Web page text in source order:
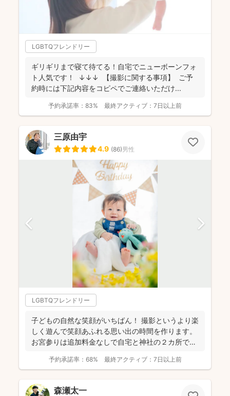
LGBTQフレンドリー
ギリギリまで寝て待てる！自宅でニューボーンフォ
ト人気です！ ↓↓↓ 【撮影に関する事項】 ご予
約時には下記内容をコピペでご連絡いただけ...
予約承諾率： 83% 最終アクティブ： 7日以上前
三原由宇
4.9 (86)男性
LGBTQフレンドリー
子どもの自然な笑顔がいちばん！ 撮影というより楽
しく遊んで笑顔あふれる思い出の時間を作ります。
お宮参りは追加料金なしで自宅と神社の２カ所で撮
予約承諾率： 68% 最終アクティブ： 7日以上前
森瀬太一